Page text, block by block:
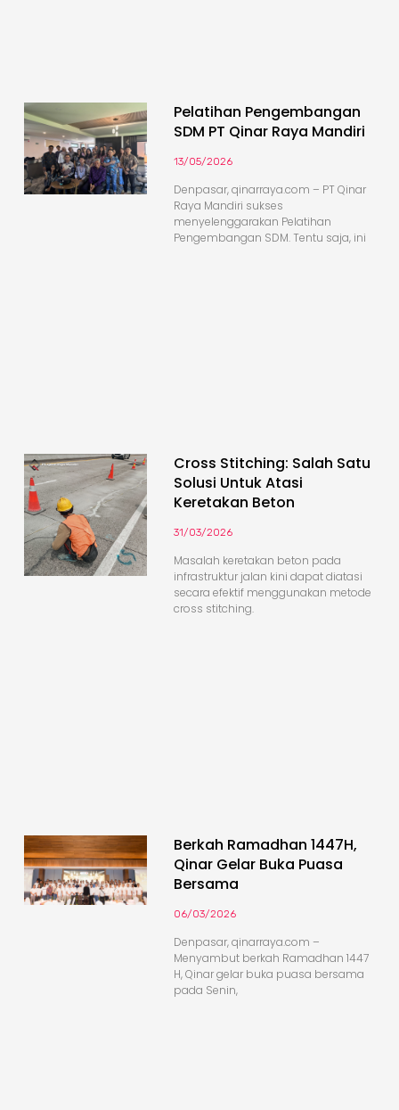
Pelatihan Pengembangan
SDM PT Qinar Raya Mandiri
13/05/2026
Denpasar, qinarraya.com – PT Qinar
Raya Mandiri sukses
menyelenggarakan Pelatihan
Pengembangan SDM. Tentu saja, ini
Cross Stitching: Salah Satu
Solusi Untuk Atasi
Keretakan Beton
31/03/2026
Masalah keretakan beton pada
infrastruktur jalan kini dapat diatasi
secara efektif menggunakan metode
cross stitching.
Berkah Ramadhan 1447H,
Qinar Gelar Buka Puasa
Bersama
06/03/2026
Denpasar, qinarraya.com –
Menyambut berkah Ramadhan 1447
H, Qinar gelar buka puasa bersama
pada Senin,